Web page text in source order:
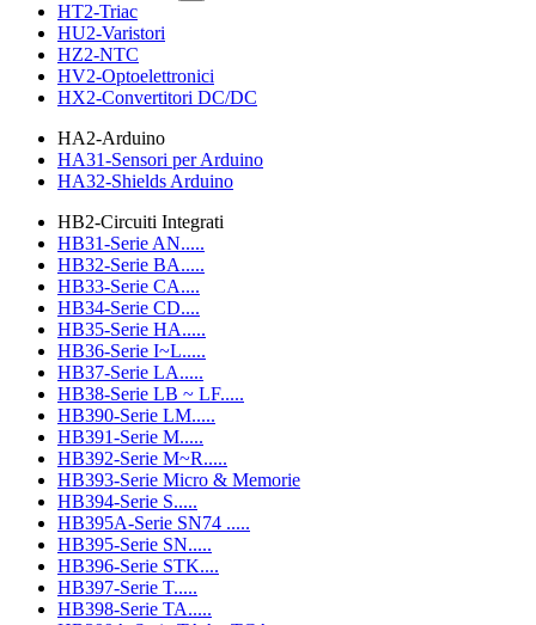
HT2-Triac
HU2-Varistori
HZ2-NTC
HV2-Optoelettronici
HX2-Convertitori DC/DC
HA2-Arduino
HA31-Sensori per Arduino
HA32-Shields Arduino
HB2-Circuiti Integrati
HB31-Serie AN.....
HB32-Serie BA.....
HB33-Serie CA....
HB34-Serie CD....
HB35-Serie HA.....
HB36-Serie I~L.....
HB37-Serie LA.....
HB38-Serie LB ~ LF.....
HB390-Serie LM.....
HB391-Serie M.....
HB392-Serie M~R.....
HB393-Serie Micro & Memorie
HB394-Serie S.....
HB395A-Serie SN74 .....
HB395-Serie SN.....
HB396-Serie STK....
HB397-Serie T.....
HB398-Serie TA.....